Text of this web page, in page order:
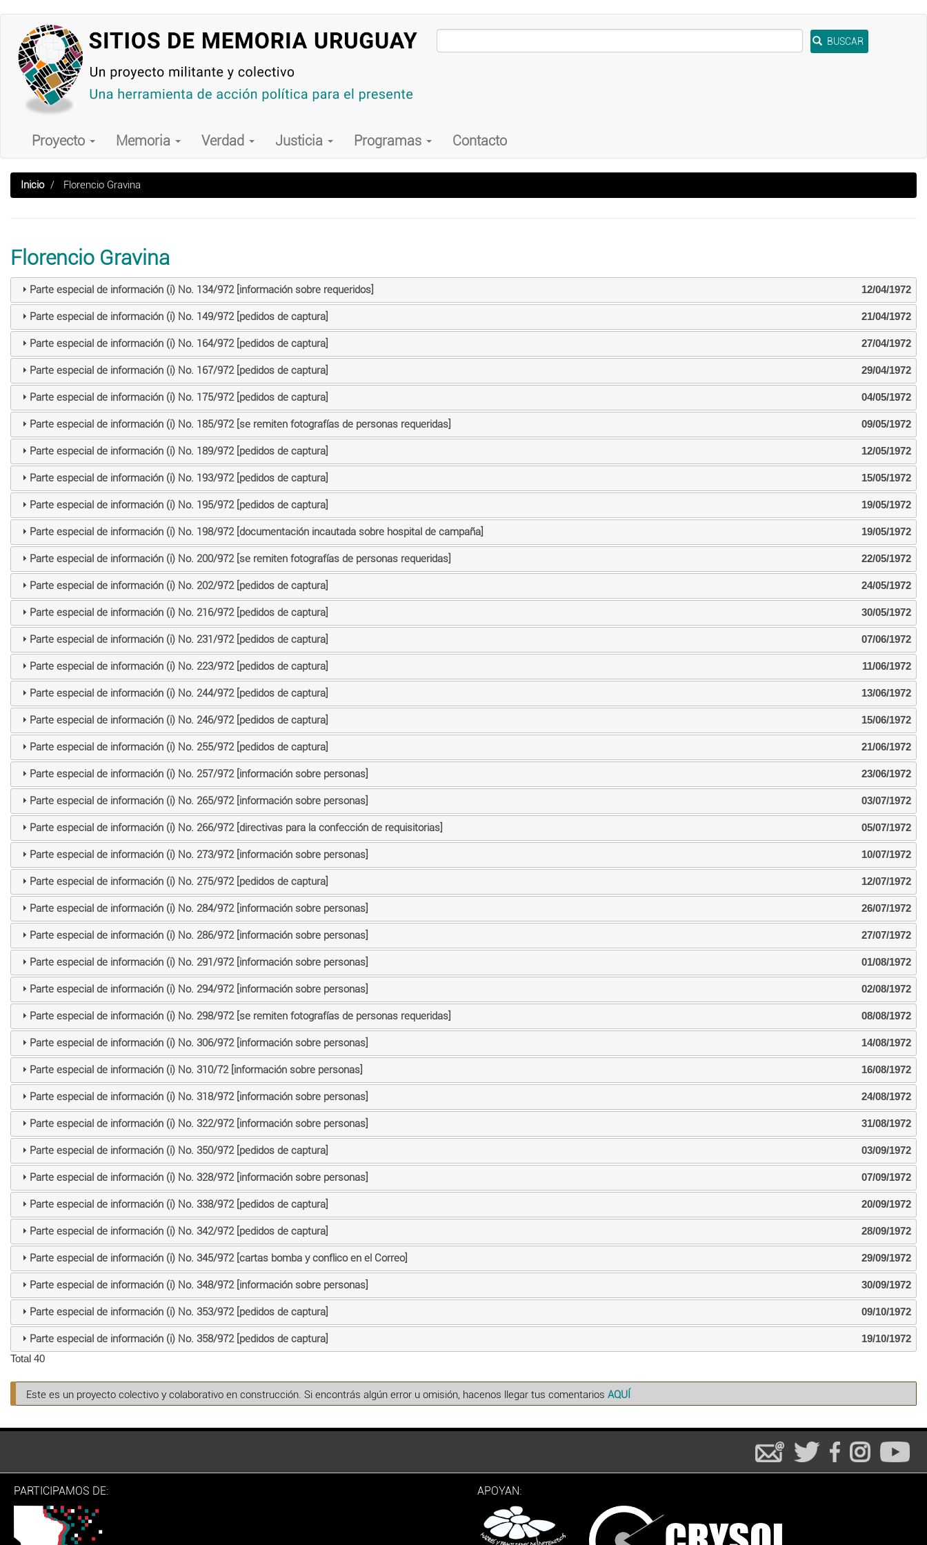
contenido
principal
BUSCAR
Main
navigation
Proyecto Memoria Verdad Justicia Programas Contacto
Inicio Florencio Gravina
Florencio Gravina
Parte especial de información (i) No. 134/972 [información sobre requeridos] 12/04/1972
Parte especial de información (i) No. 149/972 [pedidos de captura] 21/04/1972
Parte especial de información (i) No. 164/972 [pedidos de captura] 27/04/1972
Parte especial de información (i) No. 167/972 [pedidos de captura] 29/04/1972
Parte especial de información (i) No. 175/972 [pedidos de captura] 04/05/1972
Parte especial de información (i) No. 185/972 [se remiten fotografías de personas requeridas] 09/05/1972
Parte especial de información (i) No. 189/972 [pedidos de captura] 12/05/1972
Parte especial de información (i) No. 193/972 [pedidos de captura] 15/05/1972
Parte especial de información (i) No. 195/972 [pedidos de captura] 19/05/1972
Parte especial de información (i) No. 198/972 [documentación incautada sobre hospital de campaña] 19/05/1972
Parte especial de información (i) No. 200/972 [se remiten fotografías de personas requeridas] 22/05/1972
Parte especial de información (i) No. 202/972 [pedidos de captura] 24/05/1972
Parte especial de información (i) No. 216/972 [pedidos de captura] 30/05/1972
Parte especial de información (i) No. 231/972 [pedidos de captura] 07/06/1972
Parte especial de información (i) No. 223/972 [pedidos de captura] 11/06/1972
Parte especial de información (i) No. 244/972 [pedidos de captura] 13/06/1972
Parte especial de información (i) No. 246/972 [pedidos de captura] 15/06/1972
Parte especial de información (i) No. 255/972 [pedidos de captura] 21/06/1972
Parte especial de información (i) No. 257/972 [información sobre personas] 23/06/1972
Parte especial de información (i) No. 265/972 [información sobre personas] 03/07/1972
Parte especial de información (i) No. 266/972 [directivas para la confección de requisitorias] 05/07/1972
Parte especial de información (i) No. 273/972 [información sobre personas] 10/07/1972
Parte especial de información (i) No. 275/972 [pedidos de captura] 12/07/1972
Parte especial de información (i) No. 284/972 [información sobre personas] 26/07/1972
Parte especial de información (i) No. 286/972 [información sobre personas] 27/07/1972
Parte especial de información (i) No. 291/972 [información sobre personas] 01/08/1972
Parte especial de información (i) No. 294/972 [información sobre personas] 02/08/1972
Parte especial de información (i) No. 298/972 [se remiten fotografías de personas requeridas] 08/08/1972
Parte especial de información (i) No. 306/972 [información sobre personas] 14/08/1972
Parte especial de información (i) No. 310/72 [información sobre personas] 16/08/1972
Parte especial de información (i) No. 318/972 [información sobre personas] 24/08/1972
Parte especial de información (i) No. 322/972 [información sobre personas] 31/08/1972
Parte especial de información (i) No. 350/972 [pedidos de captura] 03/09/1972
Parte especial de información (i) No. 328/972 [información sobre personas] 07/09/1972
Parte especial de información (i) No. 338/972 [pedidos de captura] 20/09/1972
Parte especial de información (i) No. 342/972 [pedidos de captura] 28/09/1972
Parte especial de información (i) No. 345/972 [cartas bomba y conflico en el Correo] 29/09/1972
Parte especial de información (i) No. 348/972 [información sobre personas] 30/09/1972
Parte especial de información (i) No. 353/972 [pedidos de captura] 09/10/1972
Parte especial de información (i) No. 358/972 [pedidos de captura]
19/10/1972
Total 40
Este es un proyecto colectivo y colaborativo en construcción. Si encontrás algún error u omisión, hacenos llegar tus comentarios AQUÍ
PARTICIPAMOS DE: APOYAN: